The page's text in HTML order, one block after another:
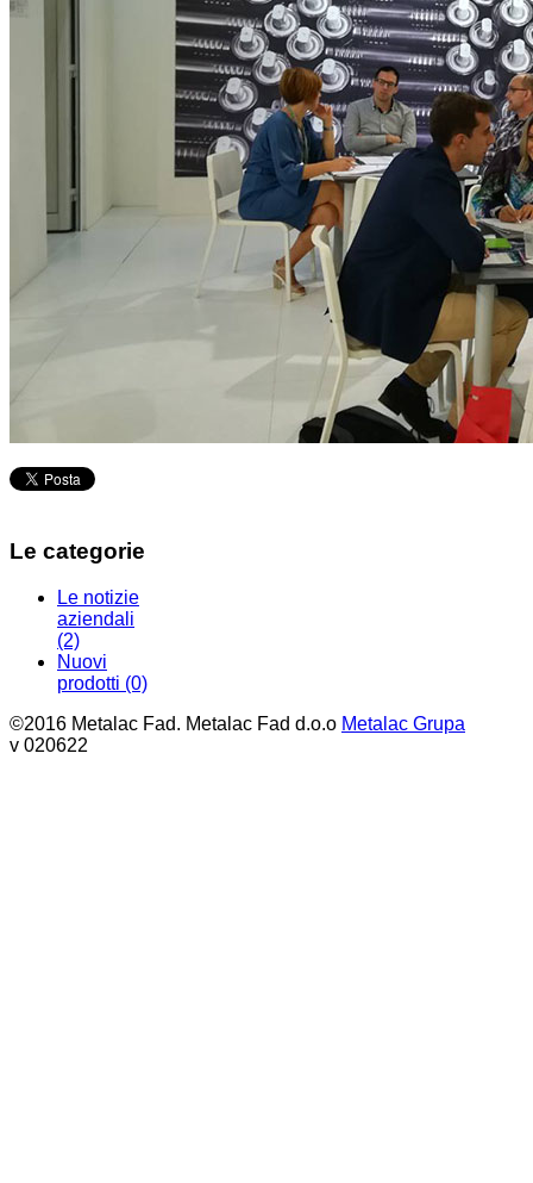
Le categorie
Le notizie
aziendali
(2)
Nuovi
prodotti (0)
©2016 Metalac Fad. Metalac Fad d.o.o Metalac Grupa
v 020622